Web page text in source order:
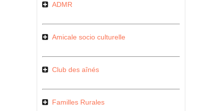
ADMR
Amicale socio culturelle
Club des aînés
Familles Rurales